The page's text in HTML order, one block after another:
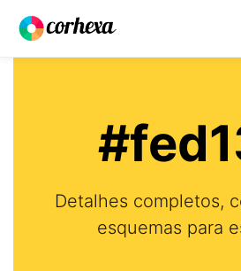
Detalhes completos,
esquemas para